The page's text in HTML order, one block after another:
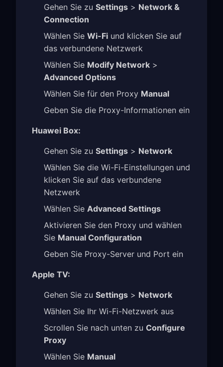
Gehen Sie zu Settings > Network &
Connection
Wählen Sie Wi-Fi und klicken Sie auf
das verbundene Netzwerk
Wählen Sie Modify Network >
Advanced Options
Wählen Sie für den Proxy Manual
Geben Sie die Proxy-Informationen ein
Huawei Box:
Gehen Sie zu Settings > Network
Wählen Sie die Wi-Fi-Einstellungen und
klicken Sie auf das verbundene
Netzwerk
Wählen Sie Advanced Settings
Aktivieren Sie den Proxy und wählen
Sie Manual Configuration
Geben Sie Proxy-Server und Port ein
Apple TV:
Gehen Sie zu Settings > Network
Wählen Sie Ihr Wi-Fi-Netzwerk aus
Scrollen Sie nach unten zu Configure
Proxy
Wählen Sie Manual